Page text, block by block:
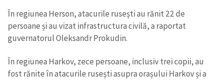
În regiunea Herson, atacurile rusești au rănit 22 de
persoane și au vizat infrastructura civilă, a raportat
guvernatorul Oleksandr Prokudin.
În regiunea Harkov, zece persoane, inclusiv trei copii, au
fost rănite în atacurile rusești asupra orașului Harkov și a